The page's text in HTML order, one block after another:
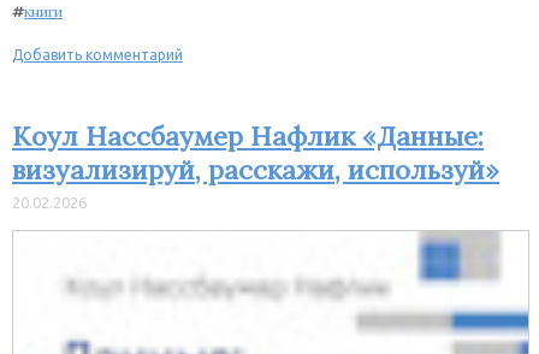
#книги
Добавить комментарий
Коул Нассбаумер Нафлик «Данные:
визуализируй, расскажи, используй»
20.02.2026